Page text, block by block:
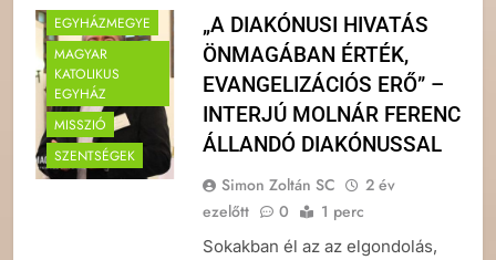
EGYHÁZMEGYE
MAGYAR
KATOLIKUS
EGYHÁZ
MISSZIÓ
SZENTSÉGEK
„A DIAKÓNUSI HIVATÁS
ÖNMAGÁBAN ÉRTÉK,
EVANGELIZÁCIÓS ERŐ” –
INTERJÚ MOLNÁR FERENC
ÁLLANDÓ DIAKÓNUSSAL
Simon Zoltán SC
2 év
ezelőtt
0 1 perc
Sokakban él az az elgondolás,